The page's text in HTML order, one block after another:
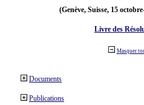
(Genève, Suisse, 15
Livre des
Masquer
Documents
Publications